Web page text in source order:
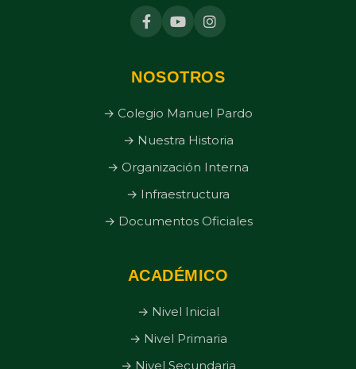
NOSOTROS
→ Colegio Manuel Pardo
→ Nuestra Historia
→ Organización Interna
→ Infraestructura
→ Documentos Oficiales
ACADÉMICO
→ Nivel Inicial
→ Nivel Primaria
→ Nivel Secundaria